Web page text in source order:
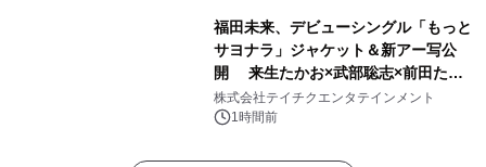
福田未来、デビューシングル「もっと
サヨナラ」ジャケット＆新アー写公
開 来生たかお×武部聡志×前田たか
ひろの豪華タッグ
株式会社テイチクエンタテインメント
1時間前